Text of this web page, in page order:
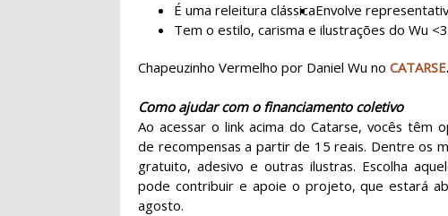
É uma releitura clássicaEnvolve
Tem o estilo, carisma e ilustrações do Wu
Chapeuzinho Vermelho por Daniel Wu noCATARSE.
Como ajudar com o financiamento coletivo
Ao acessar o link acima do Catarse, vocês têm
de recompensas a partir de 15 reais. Dentre os
gratuito, adesivo e outras ilustras. Escolha
pode contribuir e apoie o projeto, que estará
agosto.